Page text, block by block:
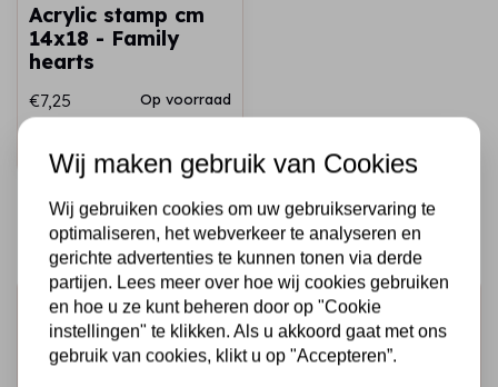
Acrylic stamp cm
14x18 - Family
hearts
€7,25 Op voorraad
Schrijf je in voor de nieuwsbrief
Ontvang als eerste onze actie en nieuwe producten
Wij maken gebruik van Cookies
Wij gebruiken cookies om uw gebruikservaring te
optimaliseren, het webverkeer te analyseren en
gerichte advertenties te kunnen tonen via derde
partijen. Lees meer over hoe wij cookies gebruiken
en hoe u ze kunt beheren door op "Cookie
instellingen" te klikken. Als u akkoord gaat met ons
gebruik van cookies, klikt u op "Accepteren”.